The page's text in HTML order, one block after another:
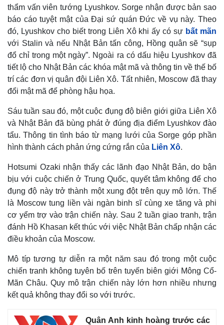
thẩm vấn viên tướng Lyushkov. Sorge nhận được bản sao
báo cáo tuyệt mật của Đại sứ quán Đức về vụ này. Theo
đó, Lyushkov cho biết trong Liên Xô khi ấy có sự bất mãn
với Stalin và nếu Nhật Bản tấn công, Hồng quân sẽ “sụp
đổ chỉ trong một ngày”. Ngoài ra có dấu hiệu Lyushkov đã
tiết lộ cho Nhật Bản các khóa mật mã và thông tin về thế bố
trí các đơn vị quân đội Liên Xô. Tất nhiên, Moscow đã thay
đổi mật mã để phòng hậu họa.
Sáu tuần sau đó, một cuộc đụng độ biên giới giữa Liên Xô
và Nhật Bản đã bùng phát ở đúng địa điểm Lyushkov đào
tẩu. Thông tin tình báo từ mạng lưới của Sorge góp phần
hình thành cách phản ứng cứng rắn của Liên Xô.
Hotsumi Ozaki nhận thấy các lãnh đạo Nhật Bản, do bận
bịu với cuộc chiến ở Trung Quốc, quyết tâm không để cho
đụng độ này trở thành một xung đột trên quy mô lớn. Thế
là Moscow tung liền vài ngàn binh sĩ cùng xe tăng và phi
cơ yểm trợ vào trận chiến này. Sau 2 tuần giao tranh, trận
đánh Hồ Khasan kết thúc với việc Nhật Bản chấp nhận các
điều khoản của Moscow.
Mô típ tương tự diễn ra một năm sau đó trong một cuộc
chiến tranh không tuyên bố trên tuyến biên giới Mông Cổ-
Mãn Châu. Quy mô trận chiến này lớn hơn nhiều nhưng
kết quả không thay đổi so với trước.
Quân Anh kinh hoàng trước các